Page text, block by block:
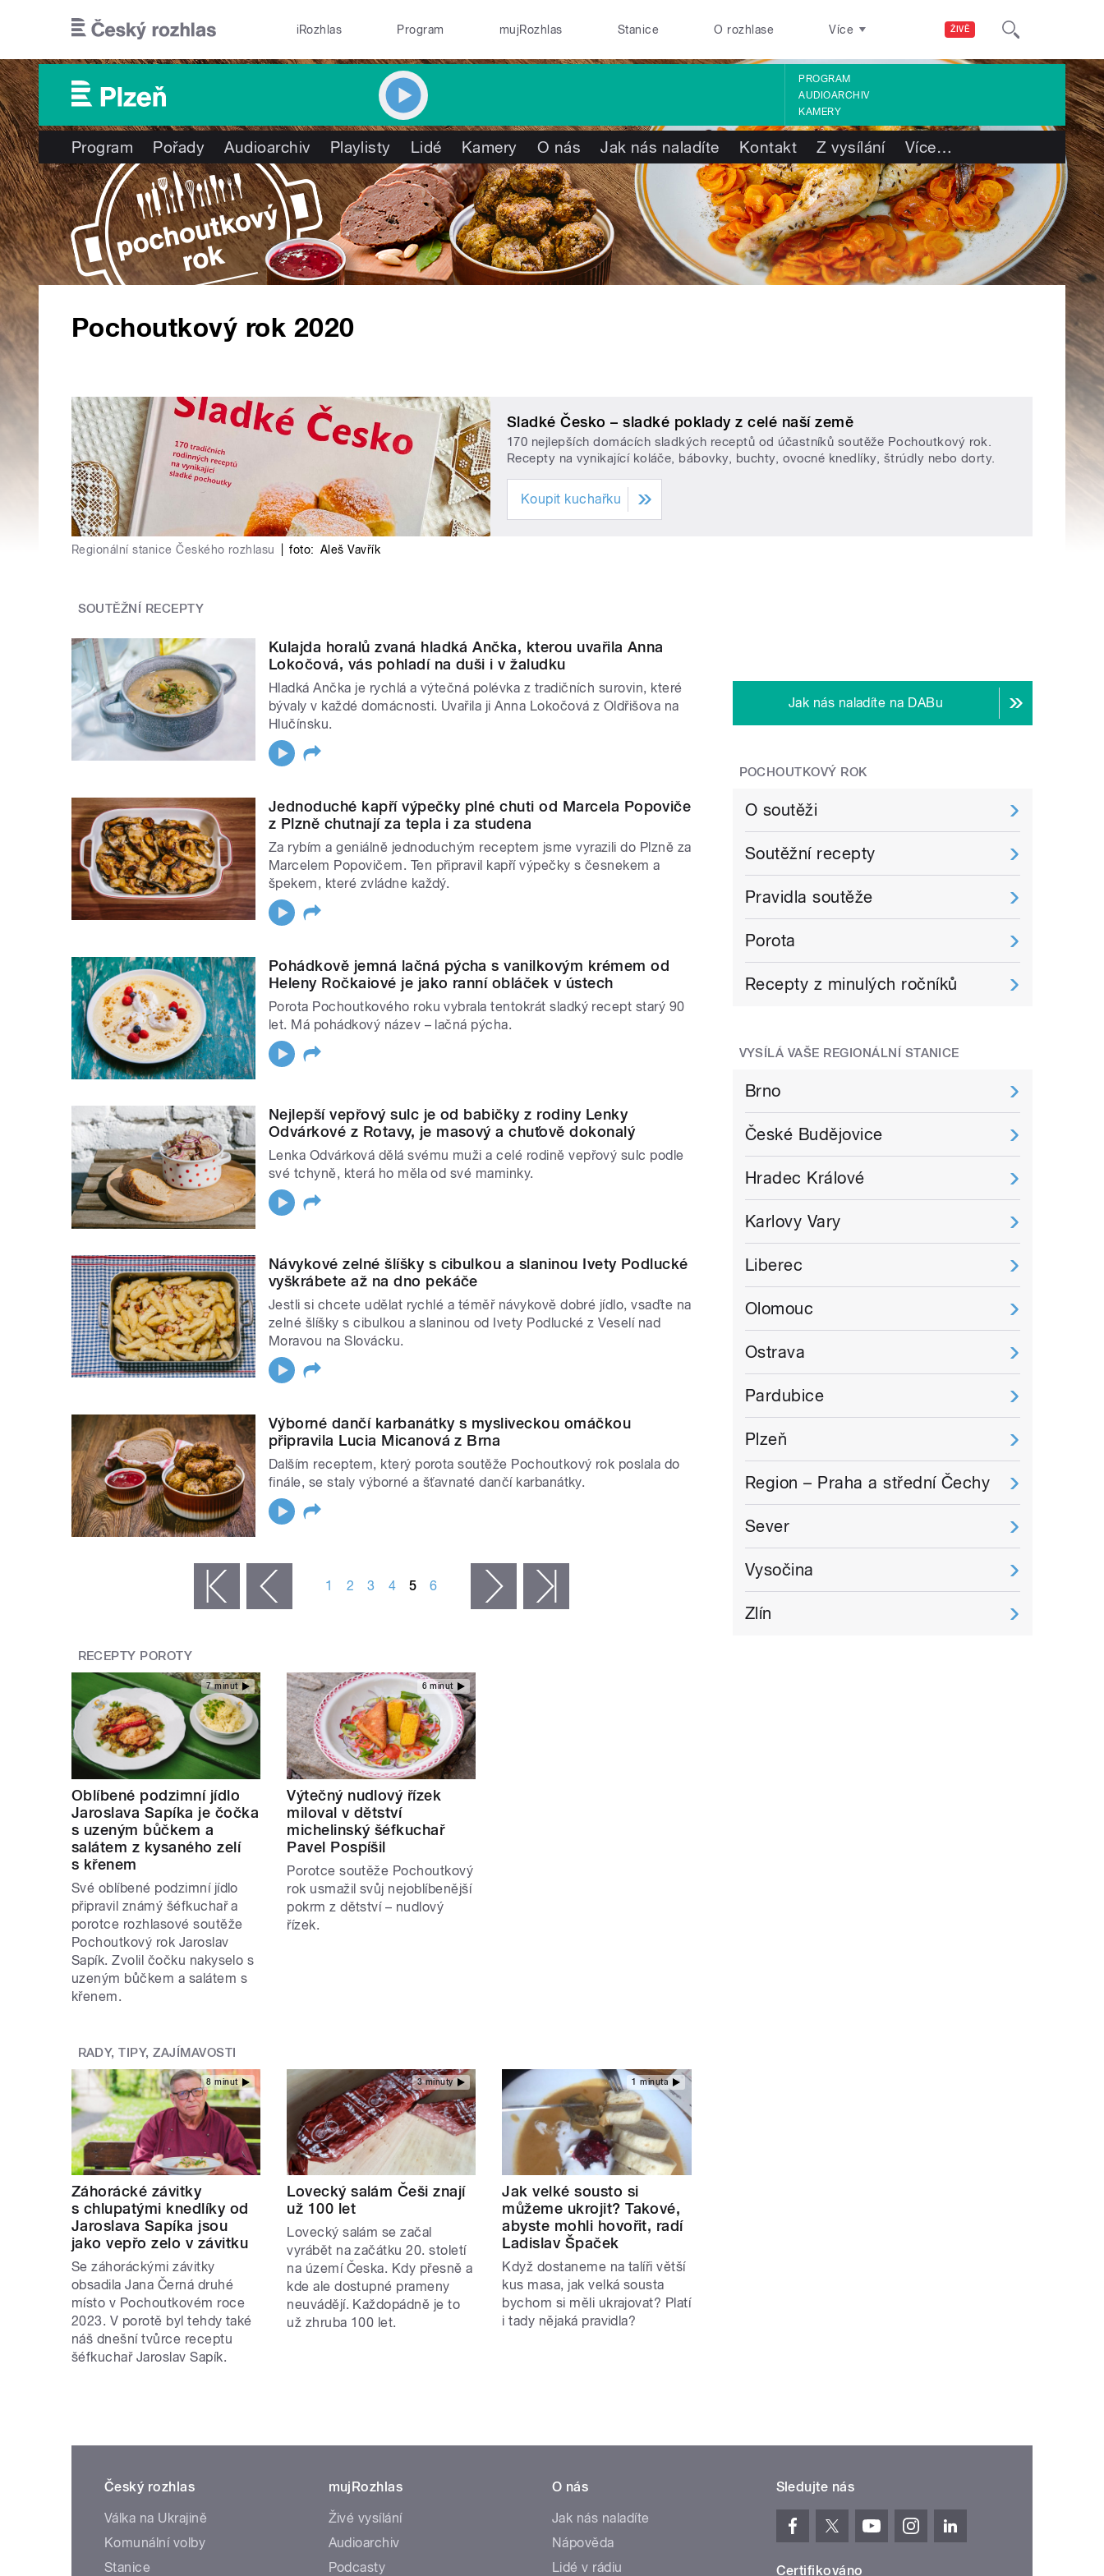
ŽIVĚ
iRozhlas Program mujRozhlas Stanice O rozhlase Více
PROGRAM
AUDIOARCHIV
KAMERY
Program Pořady Audioarchiv Playlisty Lidé Kamery O nás Jak nás naladíte Kontakt Z vysílání Více…
Pochoutkový rok 2020
Sladké Česko – sladké poklady z celé naší země
170 nejlepších domácích sladkých receptů od účastníků soutěže Pochoutkový rok.
Recepty na vynikající koláče, bábovky, buchty, ovocné knedlíky, štrúdly nebo dorty.
Koupit kuchařku
Regionální stanice Českého rozhlasu foto: Aleš Vavřík
SOUTĚŽNÍ RECEPTY
Kulajda horalů zvaná hladká Ančka, kterou uvařila Anna
Lokočová, vás pohladí na duši i v žaludku
Hladká Ančka je rychlá a výtečná polévka z tradičních surovin, které
bývaly v každé domácnosti. Uvařila ji Anna Lokočová z Oldřišova na
Hlučínsku.
Jednoduché kapří výpečky plné chuti od Marcela Popoviče
z Plzně chutnají za tepla i za studena
Za rybím a geniálně jednoduchým receptem jsme vyrazili do Plzně za
Marcelem Popovičem. Ten připravil kapří výpečky s česnekem a
špekem, které zvládne každý.
Pohádkově jemná lačná pýcha s vanilkovým krémem od
Heleny Ročkaiové je jako ranní obláček v ústech
Porota Pochoutkového roku vybrala tentokrát sladký recept starý 90
let. Má pohádkový název – lačná pýcha.
Nejlepší vepřový sulc je od babičky z rodiny Lenky
Odvárkové z Rotavy, je masový a chuťově dokonalý
Lenka Odvárková dělá svému muži a celé rodině vepřový sulc podle
své tchyně, která ho měla od své maminky.
Návykové zelné šlíšky s cibulkou a slaninou Ivety Podlucké
vyškrábete až na dno pekáče
Jestli si chcete udělat rychlé a téměř návykově dobré jídlo, vsaďte na
zelné šlíšky s cibulkou a slaninou od Ivety Podlucké z Veselí nad
Moravou na Slovácku.
Výborné dančí karbanátky s mysliveckou omáčkou
připravila Lucia Micanová z Brna
Dalším receptem, který porota soutěže Pochoutkový rok poslala do
finále, se staly výborné a šťavnaté dančí karbanátky.
‹ předchozí 1 2 3 4 5 6 následující ›
RECEPTY POROTY
7 minut
Oblíbené podzimní jídlo
Jaroslava Sapíka je čočka
s uzeným bůčkem a
salátem z kysaného zelí
s křenem
Své oblíbené podzimní jídlo
připravil známý šéfkuchař a
porotce rozhlasové soutěže
Pochoutkový rok Jaroslav
Sapík. Zvolil čočku nakyselo s
uzeným bůčkem a salátem s
křenem.
6 minut
Výtečný nudlový řízek
miloval v dětství
michelinský šéfkuchař
Pavel Pospíšil
Porotce soutěže Pochoutkový
rok usmažil svůj nejoblíbenější
pokrm z dětství – nudlový
řízek.
RADY, TIPY, ZAJÍMAVOSTI
8 minut
Záhorácké závitky
s chlupatými knedlíky od
Jaroslava Sapíka jsou
jako vepřo zelo v závitku
Se záhoráckými závitky
obsadila Jana Černá druhé
místo v Pochoutkovém roce
2023. V porotě byl tehdy také
náš dnešní tvůrce receptu
šéfkuchař Jaroslav Sapík.
3 minuty
Lovecký salám Češi znají
už 100 let
Lovecký salám se začal
vyrábět na začátku 20. století
na území Česka. Kdy přesně a
kde ale dostupné prameny
neuvádějí. Každopádně je to
už zhruba 100 let.
1 minuta
Jak velké sousto si
můžeme ukrojit? Takové,
abyste mohli hovořit, radí
Ladislav Špaček
Když dostaneme na talíři větší
kus masa, jak velká sousta
bychom si měli ukrajovat? Platí
i tady nějaká pravidla?
Jak nás naladíte na DABu
POCHOUTKOVÝ ROK
O soutěži
Soutěžní recepty
Pravidla soutěže
Porota
Recepty z minulých ročníků
VYSÍLÁ VAŠE REGIONÁLNÍ STANICE
Brno
České Budějovice
Hradec Králové
Karlovy Vary
Liberec
Olomouc
Ostrava
Pardubice
Plzeň
Region – Praha a střední Čechy
Sever
Vysočina
Zlín
Český rozhlas
Válka na Ukrajině
Komunální volby
Stanice
mujRozhlas
Živé vysílání
Audioarchiv
Podcasty
O nás
Jak nás naladíte
Nápověda
Lidé v rádiu
Sledujte nás
Certifikováno